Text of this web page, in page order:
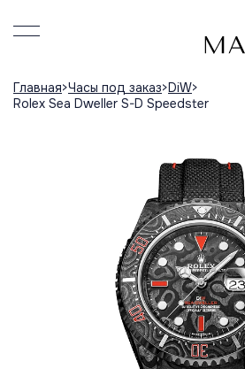
Главная Часы под заказ DiW
Rolex Sea Dweller S-D Speedster